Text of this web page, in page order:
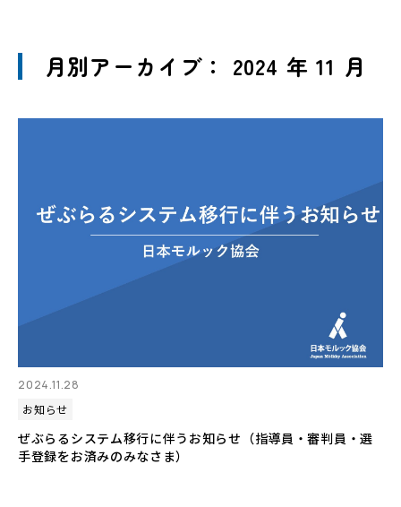
月別アーカイブ： 2024 年 11 月
2024.11.28
お知らせ
ぜぶらるシステム移行に伴うお知らせ（指導員・審判員・選
手登録をお済みのみなさま）